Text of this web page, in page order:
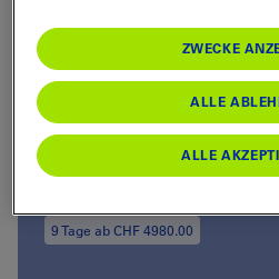
Exklusiv für Sie
9 Tage ab CHF 4980.00
ZWECKE
ALLE
ALLE